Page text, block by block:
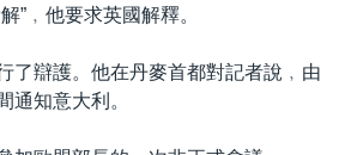
”﹐他要求英國解釋。
了辯護。他在丹麥首都對記者說﹐由
通知意大利。